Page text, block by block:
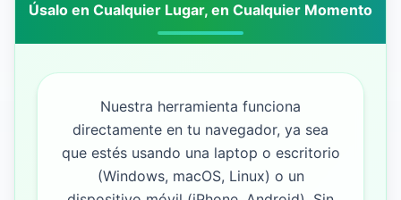
Úsalo en Cualquier Lugar, en Cualquier Momento
Nuestra herramienta funciona
directamente en tu navegador, ya sea
que estés usando una laptop o escritorio
(Windows, macOS, Linux) o un